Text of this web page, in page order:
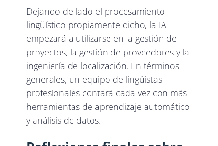
Dejando de lado el procesamiento
lingüístico propiamente dicho, la IA
empezará a utilizarse en la gestión de
proyectos, la gestión de proveedores y la
ingeniería de localización. En términos
generales, un equipo de lingüistas
profesionales contará cada vez con más
herramientas de aprendizaje automático
y análisis de datos.